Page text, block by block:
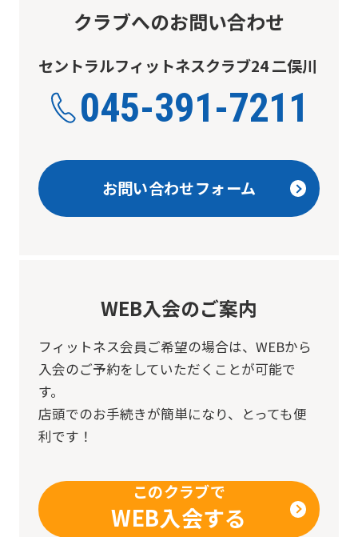
クラブへのお問い合わせ
セントラルフィットネスクラブ24 二俣川
045-391-7211
お問い合わせフォーム
WEB入会のご案内
フィットネス会員ご希望の場合は、 WEBから
入会のご予約をしていただくことが可能で
す。
店頭でのお手続きが簡単になり、とっても便
利です！
このクラブで
WEB入会する
the
top
page.
However,
if
use
an
automatic
Japanese
version
of
website
translated
mechanically,